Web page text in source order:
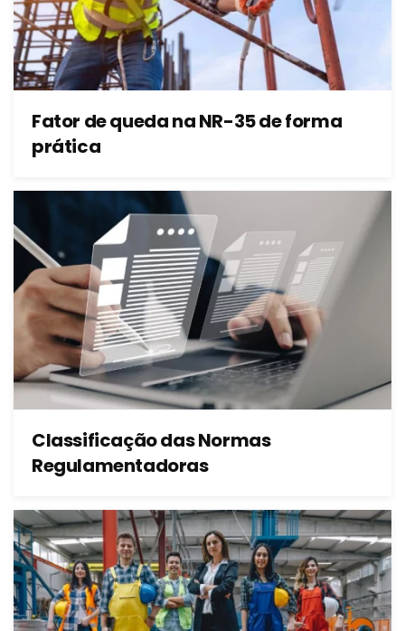
Fator de queda na NR-35 de forma
prática
Classificação das Normas
Regulamentadoras